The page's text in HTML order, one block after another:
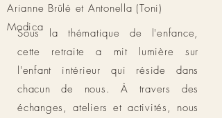
Arianne Brûlé et Antonella (Toni)
Modica
Sous la thématique de l'enfance,
cette retraite a mit lumière sur
l'enfant intérieur qui réside dans
chacun de nous. À travers des
échanges, ateliers et activités, nous